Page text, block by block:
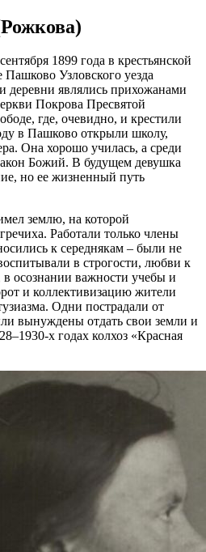
1899 года в крестьянской
Узловского уезда
деревни являлись прихожанами
Покрова Пресвятой
где, очевидно, и крестили
в Пашково открыли школу,
Она хорошо училась, а среди
Божий. В будущем девушка
но ее жизненный путь
землю, на которой
Работали только члены
к середнякам – были не
в строгости, любви к
осознании важности учебы и
и коллективизацию жители
Одни пострадали от
вынуждены отдать свои земли и
х годах колхоз «Красная